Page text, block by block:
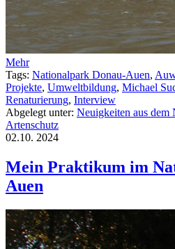
Mehr
Tags: Nationalpark Donau-Auen,
Projekte, Umweltbildung, Michael
Renaturierung, Interview
Abgelegt unter: Neuigkeiten aus dem
Artenschutz
02.10. 2024
Mein Praktikum im
Auen